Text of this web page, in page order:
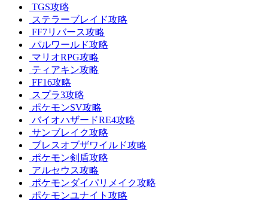
TGS攻略
ステラーブレイド攻略
FF7リバース攻略
パルワールド攻略
マリオRPG攻略
ティアキン攻略
FF16攻略
スプラ3攻略
ポケモンSV攻略
バイオハザードRE4攻略
サンブレイク攻略
ブレスオブザワイルド攻略
ポケモン剣盾攻略
アルセウス攻略
ポケモンダイパリメイク攻略
ポケモンユナイト攻略